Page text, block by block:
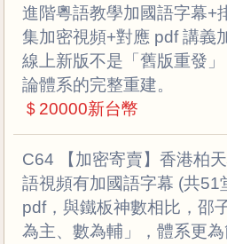
進階粵語教學加國語字幕+
集加密視頻+對應 pdf 講義
線上新版不是「舊版重發
論體系的完整重建。
＄20000新台幣
C64 【加密寄賣】香港柏
語視頻有加國語字幕 (共51
pdf，與鐵板神數相比，邵
為主、數為輔」，體系更